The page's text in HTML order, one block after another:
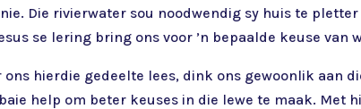
Die rivierwater sou noodwendig sy huis te
se lering bring ons voor ’n bepaalde keuse
ons hierdie gedeelte lees, dink ons gewoonlik aan
help om beter keuses in die lewe te maak. Met